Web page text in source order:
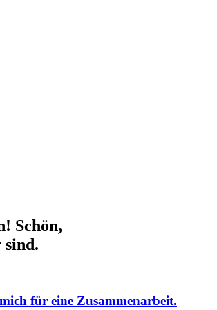
Schön,
sind.
für eine Zusammenarbeit.